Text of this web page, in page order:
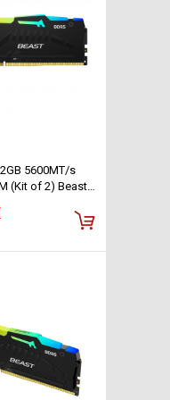
5600MT/s
(Kit of 2) Beast